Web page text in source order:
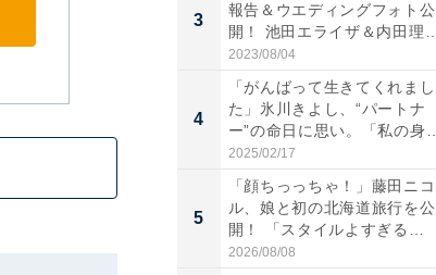
3
報告＆ウエディングフォト公
開！ 池田エライザ＆内田理
央...
2023/08/04
4
「がんばって生きてくれまし
た」氷川きよし、“パートナ
ー”の命日に思い。「私の身
体...
2025/02/17
5
「顔ちっっちゃ！」藤田ニコ
ル、娘と初の北海道旅行を公
開！ 「スタイルよすぎる
よ〜...
2026/08/08